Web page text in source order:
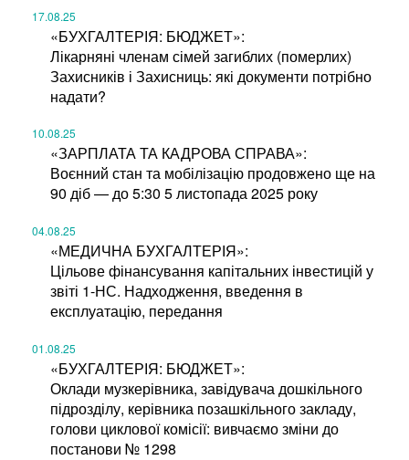
17.08.25
«БУХГАЛТЕРІЯ: БЮДЖЕТ»:
Лікарняні членам сімей загиблих (померлих)
Захисників і Захисниць: які документи потрібно
надати?
10.08.25
«ЗАРПЛАТА ТА КАДРОВА СПРАВА»:
Воєнний стан та мобілізацію продовжено ще на
90 діб — до 5:30 5 листопада 2025 року
04.08.25
«МЕДИЧНА БУХГАЛТЕРІЯ»:
Цільове фінансування капітальних інвестицій у
звіті 1-НС. Надходження, введення в
експлуатацію, передання
01.08.25
«БУХГАЛТЕРІЯ: БЮДЖЕТ»:
Оклади музкерівника, завідувача дошкільного
підрозділу, керівника позашкільного закладу,
голови циклової комісії: вивчаємо зміни до
постанови № 1298